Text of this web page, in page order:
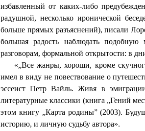
избавленный от каких-либо
радушной, несколько иронической
больше прямых разъяснений), писали
большая радость наблюдать
разговорам, формальной открытости: в
«„Все жанры, хороши, кроме
имел в виду не повествование о
эссеист Петр Вайль. Живя в
литературные классики (книга „Гений
этом книгу „Карта родины” (2003).
историю, и личную судьбу автора».